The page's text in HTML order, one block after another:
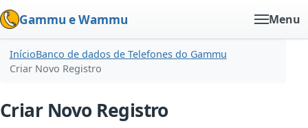
Gammu e Wammu Menu
InícioBanco de dados de Telefones do Gammu
Criar Novo Registro
Criar Novo Registro